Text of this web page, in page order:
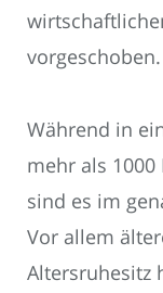
vorgeschoben.
Während in
mehr als
sind es im
Vor allem
Altersruhesitz